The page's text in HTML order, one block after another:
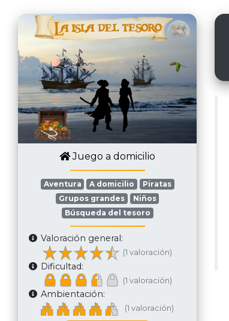
Juego a domicilio
Aventura A domicilio
Piratas
Grupos grandes
Niños
Búsqueda del tesoro
Valoración general:
(1 valoración)
Dificultad:
(1 valoración)
Ambientación:
(1 valoración)